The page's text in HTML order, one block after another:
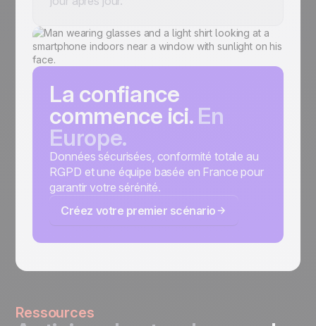
La confiance
commence ici. En
Europe.
Données sécurisées, conformité totale au
RGPD et une équipe basée en France pour
garantir votre sérénité.
Créez votre premier scénario
Ressources